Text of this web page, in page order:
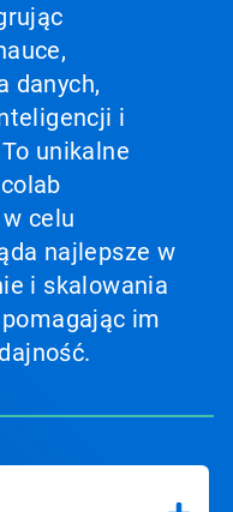
danych,
i
unikalne
celu
najlepsze w
i skalowania
pomagając im